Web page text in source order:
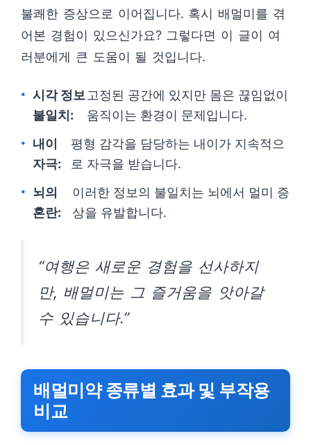
불쾌한 증상으로 이어집니다. 혹시 배멀미를 겪
어본 경험이 있으신가요? 그렇다면 이 글이 여
러분에게 큰 도움이 될 것입니다.
시각 정보
불일치:
고정된 공간에 있지만 몸은 끊임없이
움직이는 환경이 문제입니다.
내이
자극:
평형 감각을 담당하는 내이가 지속적으
로 자극을 받습니다.
뇌의
혼란:
이러한 정보의 불일치는 뇌에서 멀미 증
상을 유발합니다.
“여행은 새로운 경험을 선사하지
만, 배멀미는 그 즐거움을 앗아갈
수 있습니다.”
배멀미약 종류별 효과 및 부작용
비교